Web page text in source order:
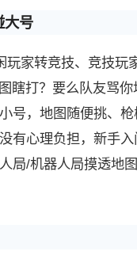
大号
家转竞技、竞技玩
打？要么队友骂你
号，地图随便挑、
有心理负担，新手
局/机器人局摸透地